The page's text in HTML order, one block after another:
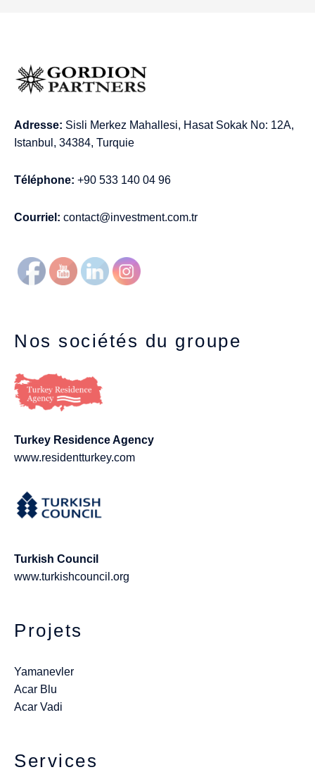
Adresse: Sisli Merkez Mahallesi, Hasat Sokak No: 12A,
Istanbul, 34384, Turquie
Téléphone: +90 533 140 04 96
Courriel: contact@investment.com.tr
Nos sociétés du groupe
Turkey Residence Agency
www.residentturkey.com
Turkish Council
www.turkishcouncil.org
Projets
Yamanevler
Acar Blu
Acar Vadi
Services